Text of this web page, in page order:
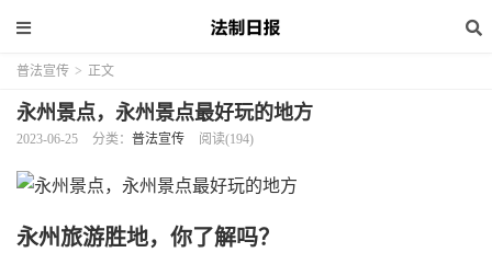
普法宣传 > 正文
永州景点，永州景点最好玩的地方
2023-06-25 分类： 普法宣传 阅读(194)
永州旅游胜地，你了解吗？